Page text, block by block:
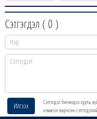
Сэтгэгдэл ( 0 )
Илгээх
Сэтгэгдэл бичихдээ хууль
хэмжээг зөрчсөн